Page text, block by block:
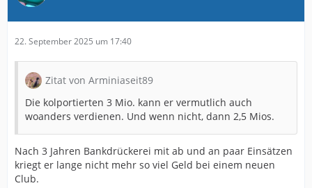
22. September 2025 um 17:40
Zitat von Arminiaseit89
Die kolportierten 3 Mio. kann er vermutlich auch
woanders verdienen. Und wenn nicht, dann 2,5 Mios.
Nach 3 Jahren Bankdrückerei mit ab und an paar Einsätzen
kriegt er lange nicht mehr so viel Geld bei einem neuen
Club.